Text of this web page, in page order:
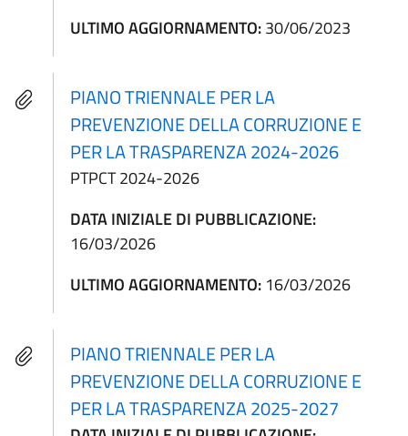
ULTIMO AGGIORNAMENTO:30/06/2023
PIANO TRIENNALE PER LA
PREVENZIONE DELLA CORRUZIONE E
PER LA TRASPARENZA 2024-2026
PTPCT 2024-2026
DATA INIZIALE DI PUBBLICAZIONE:
16/03/2026
ULTIMO AGGIORNAMENTO: 16/03/2026
PIANO TRIENNALE PER LA
PREVENZIONE DELLA CORRUZIONE E
PER LA TRASPARENZA 2025-2027